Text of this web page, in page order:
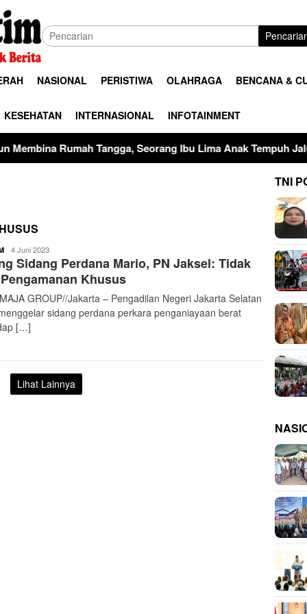
NASIONAL PERISTIWA OLAHRAGA BENCANA &
KESEHATAN INTERNASIONAL INFOTAINMENT
Tangga, Seorang Ibu Lima Anak Tempuh Jalur Hukum Usai
buserjatim
4 Juni 2023
Sidang Perdana Mario, PN Jaksel: Tidak
Khusus
GROUP//Jakarta – Pengadilan Negeri Jakarta Selatan
sidang perdana perkara penganiayaan berat
[…]
Lihat Lainnya
TNI